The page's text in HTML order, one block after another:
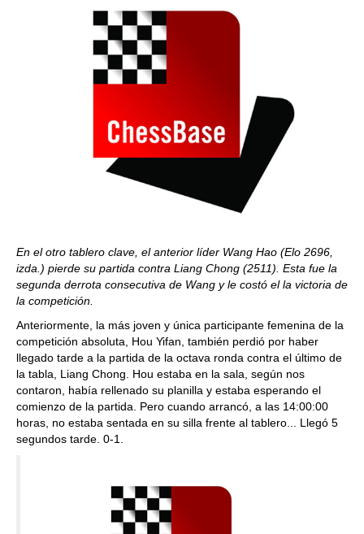
En el otro tablero clave, el anterior líder Wang Hao (Elo 2696,
izda.) pierde su partida contra Liang Chong (2511). Esta fue la
segunda derrota consecutiva de Wang y le costó el la victoria de
la competición.
Anteriormente, la más joven y única participante femenina de la
competición absoluta, Hou Yifan, también perdió por haber
llegado tarde a la partida de la octava ronda contra el último de
la tabla, Liang Chong. Hou estaba en la sala, según nos
contaron, había rellenado su planilla y estaba esperando el
comienzo de la partida. Pero cuando arrancó, a las 14:00:00
horas, no estaba sentada en su silla frente al tablero... Llegó 5
segundos tarde. 0-1.